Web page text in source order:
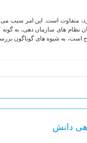
متفاوت است. این امر سبب
نظام های سازمان دهی، به
به شیوه های گوناگون
دانش